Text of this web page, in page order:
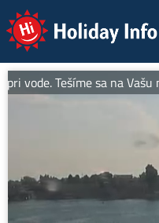
Holiday Info
vode. Tešíme sa na